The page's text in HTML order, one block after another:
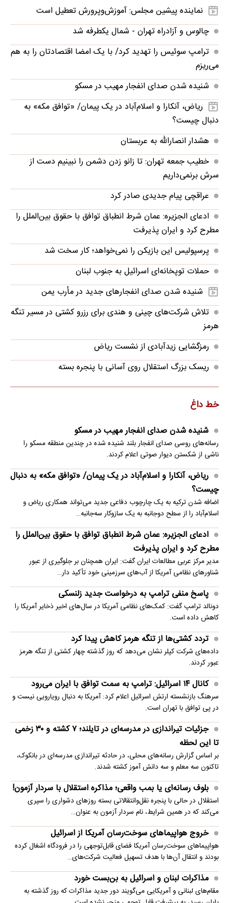
نماینده پیشین مجلس: آموزش‌وپرورش تعطیل است
چالوس و آزادراه تهران - شمال یکطرفه شد
ترامپ سوئیس را تهدید کرد/ با یک امضا اقتصادتان را به هم
می‌ریزم
شنیده شدن صدای انفجار مهیب در مسکو
ریاض، آنکارا و اسلام‌آباد در یک پیمان/ «توافق مکه» به
دنبال چیست؟
هشدار انصارالله به عربستان
خطیب جمعه تهران: تا زانو زدن دشمن را نبینیم دست از
سرش برنمی‌داریم
عراقچی پیام جدیدی صادر کرد
ادعای الجزیره: عمان شرط انطباق توافق با حقوق بین‌الملل را
مطرح کرد و ایران پذیرفت
پرسپولیس این بازیکن را نمی‌خواهد؛ کار سخت شد
حملات توپخانه‌ای اسرائیل به جنوب لبنان
شنیده شدن صدای انفجارهای جدید در مأرب یمن
تلاش شرکت‌های چینی و هندی برای رزرو کشتی در مسیر تنگه
هرمز
رمزگشایی زیدآبادی از نشست ریاض
ریسک بزرگ استقلال روی آسانی با پنجره بسته
خط داغ
شنیده شدن صدای انفجار مهیب در مسکو
رسانه‌های روسی صدای انفجار بلند شنیده شده در چندین منطقه مسکو را
ناشی از شکستن دیوار صوتی اعلام کردند.
ریاض، آنکارا و اسلام‌آباد در یک پیمان/ «توافق مکه» به دنبال
چیست؟
اضافه شدن ترکیه به یک چارچوب دفاعی جدید می‌تواند همکاری ریاض و
اسلام‌آباد را از سطح دوجانبه به یک سازوکار سه‌جانبه…
ادعای الجزیره: عمان شرط انطباق توافق با حقوق بین‌الملل را
مطرح کرد و ایران پذیرفت
مدیر مرکز عربی مطالعات ایران گفت: ایران همچنان بر جلوگیری از عبور
شناورهای نظامی آمریکا از آب‌های سرزمینی خود تأکید دار…
پاسخ منفی ترامپ به درخواست جدید زلنسکی
دونالد ترامپ گفت: کمک‌های نظامی آمریکا در سال‌های اخیر ذخایر آمریکا را
کاهش داده است.
تردد کشتی‌ها از تنگه هرمز کاهش پیدا کرد
داده‌های شرکت کپلر نشان می‌دهد که روز گذشته چهار کشتی از تنگه هرمز
عبور کردند.
کانال ۱۴ اسرائیل: ترامپ به سمت توافق با ایران می‌رود
سرهنگ بازنشسته ارتش اسرائیل اعلام کرد: آمریکا به دنبال رویارویی نیست و
در پی توافق با تهران است.
جزئیات تیراندازی در مدرسه‌ای در تایلند؛ ۷ کشته و ۳۰ زخمی
تا این لحظه
بر اساس گزارش رسانه‌های محلی، در حادثه تیراندازی مدرسه‌ای در بانکوک،
تاکنون سه معلم و سه دانش آموز کشته شدند.
بلوف رسانه‌ای یا بمب واقعی؛ مذاکره استقلال با سردار آزمون!
استقلال در حالی با پنجره نقل‌وانتقالاتی بسته روزهای دشواری را سپری
می‌کند که در همین شرایط، نام سردار آزمون به عنوان…
خروج هواپیماهای سوخت‌رسان آمریکا از اسرائیل
هواپیماهای سوخت‌رسان آمریکا فضای قابل‌توجهی را در فرودگاه اشغال کرده
بودند و انتقال آن‌ها با هدف تسهیل فعالیت شرکت‌های…
مذاکرات لبنان و اسرائیل به بن‌بست خورد
مقام‌های لبنانی و آمریکایی می‌گویند دور جدید مذاکرات که روز گذشته به